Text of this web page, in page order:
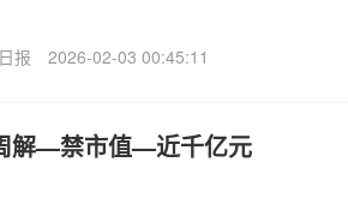
报 2026-02-03 00:45:11
解—禁市值—近千亿元